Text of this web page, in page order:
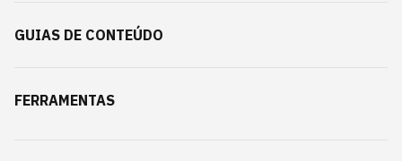
GUIAS DE CONTEÚDO
FERRAMENTAS